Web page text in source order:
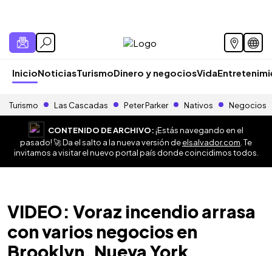
InicioNoticiasTurismoDinero y negociosVida
Turismo Las Cascadas Peter Parker Nativos Negocios
CONTENIDO DE ARCHIVO:¡Estás navegando en el
pasado! 🚀 Da el salto a la nueva versión deelsalvador.com . Te
invitamos a visitar el nuevo portal país donde coincidimos todos.
VIDEO: Voraz incendio arrasa
con varios negocios en
Brooklyn, Nueva York